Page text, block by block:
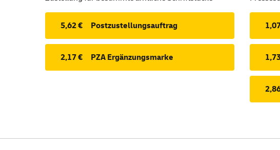
5,62 € Postzustellungsauftrag
2,17 € PZA Ergänzungsmarke